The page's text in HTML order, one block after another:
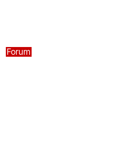
Forum